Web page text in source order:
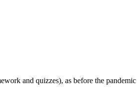
and quizzes), as before the pandemic